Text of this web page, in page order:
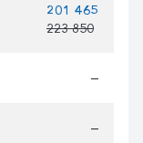
201 465
223 850
—
—